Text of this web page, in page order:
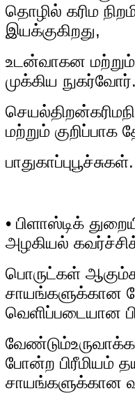
தொழில் கரிம
இயக்குகிறது,
உடன்வாகன
முக்கிய
செயல்திறன்கரிம
மற்றும் குறிப்பாக
பாதுகாப்புபூச்சுகள்.
• பிளாஸ்டிக்
அழகியல்
பொருட்கள் ஆகும்
சாயங்களுக்கான
வெளிப்படையான
வேண்டும்
போன்ற பிரீமியம்
சாயங்களுக்கான